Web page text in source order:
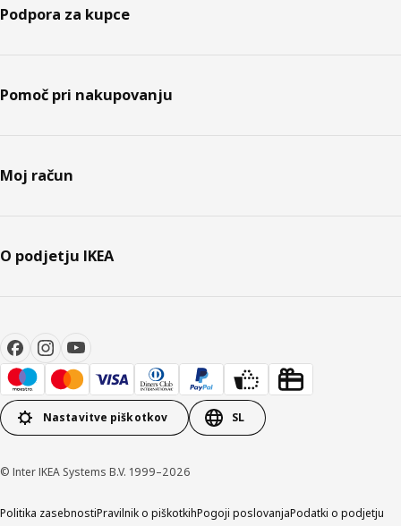
Podpora za kupce
Pomoč pri nakupovanju
Moj račun
O podjetju IKEA
Nastavitve piškotkov SL
© Inter IKEA Systems B.V. 1999–2026
Politika zasebnostiPravilnik o piškotkihPogoji poslovanjaPodatki o podjetju